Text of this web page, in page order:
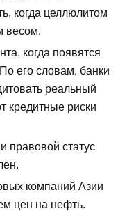
когда целлюлитом
весом.
когда появятся
его словам, банки
реальный
кредитные риски
правовой статус
компаний Азии
цен на нефть.